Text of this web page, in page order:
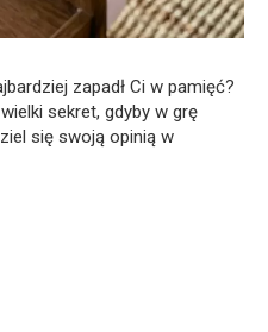
zapadł Ci w pamięć?
sekret, gdyby w grę
się swoją opinią w